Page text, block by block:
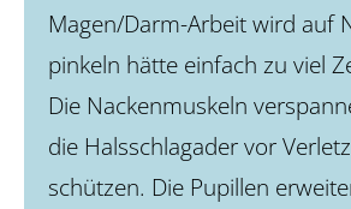
Magen/Darm-Arbeit wird auf
pinkeln hätte einfach zu viel
Die Nackenmuskeln
die Halsschlagader vor
schützen. Die Pupillen